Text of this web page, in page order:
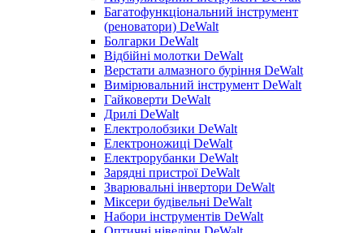
Багатофункціональний інструмент
(реноватори) DeWalt
Болгарки DeWalt
Відбійні молотки DeWalt
Верстати алмазного буріння DeWalt
Вимірювальний інструмент DeWalt
Гайковерти DeWalt
Дрилі DeWalt
Електролобзики DeWalt
Електроножиці DeWalt
Електрорубанки DeWalt
Зарядні пристрої DeWalt
Зварювальні інвертори DeWalt
Міксери будівельні DeWalt
Набори інструментів DeWalt